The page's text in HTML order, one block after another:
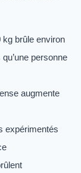
kg brûle environ
personne
augmente
expérimentés